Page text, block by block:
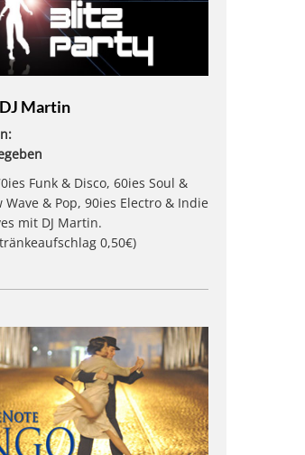
Martin
Funk & Disco, 60ies Soul &
Wave & Pop, 90ies Electro & Indie
mit DJ Martin.
0,50€)